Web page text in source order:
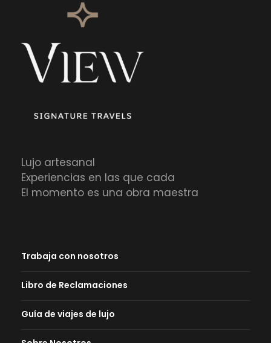
Lujo artesanal
Experiencias en las que cada
El momento es una obra maestra
Trabaja con nosotros
Libro de Reclamaciones
Guía de viajes de lujo